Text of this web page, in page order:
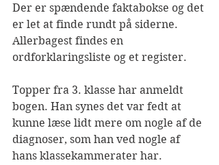
Der er spændende faktabokse og det
er let at finde rundt på siderne.
Allerbagest findes en
ordforklaringsliste og et register.
Topper fra 3. klasse har anmeldt
bogen. Han synes det var fedt at
kunne læse lidt mere om nogle af de
diagnoser, som han ved nogle af
hans klassekammerater har.